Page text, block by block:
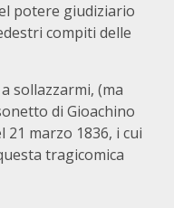
potere giudiziario
compiti delle
sollazzarmi, (ma
di Gioachino
21 marzo 1836, i cui
tragicomica